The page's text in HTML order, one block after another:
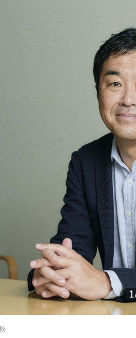
なかった」侍ジャパン選手が証言
からと言って…」サッカー日本代